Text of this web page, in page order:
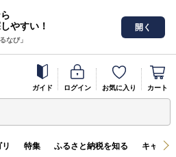
やすい！
なび」
開く
ガイド ログイン お気に入り カート
特集 ふるさと納税を知る キャン